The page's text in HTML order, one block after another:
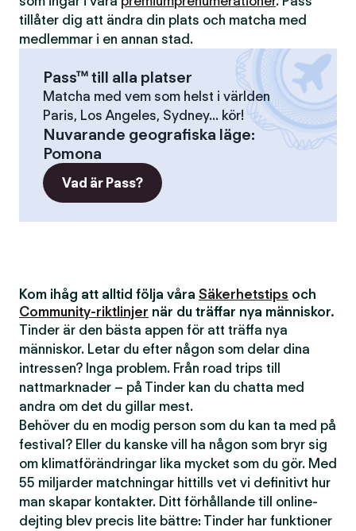
tillåter dig att ändra din plats och matcha med
medlemmar i en annan stad.
Pass™ till alla platser
Matcha med vem som helst i världen
Paris, Los Angeles, Sydney... kör!
Nuvarande geografiska läge:
Pomona
Vad är Pass?
Kom ihåg att alltid följa våra Säkerhetstips och
Community-riktlinjer när du träffar nya människor.
Tinder är den bästa appen för att träffa nya
människor. Letar du efter någon som delar dina
intressen? Inga problem. Från road trips till
nattmarknader – på Tinder kan du chatta med
andra om det du gillar mest.
Behöver du en modig person som du kan ta med på
festival? Eller du kanske vill ha någon som bryr sig
om klimatförändringar lika mycket som du gör. Med
55 miljarder matchningar hittills vet vi definitivt hur
man skapar kontakter. Ditt förhållande till online-
dejting blev precis lite bättre: Tinder har funktioner